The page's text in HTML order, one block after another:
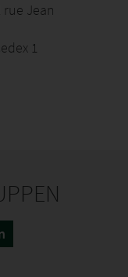
rue Jean
1